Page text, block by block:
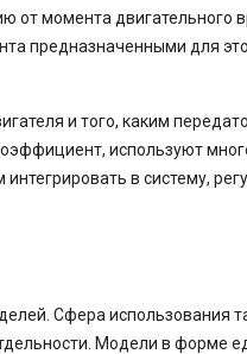
от момента двигательного
предназначенными для
и того, каким
используют
в систему,
Сфера использования
Модели в форме